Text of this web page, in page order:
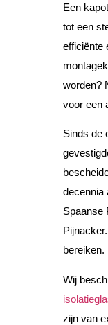
Een
tot een
efficiënte
worden?
voor een
Sinds de
decennia
Spaanse
bereiken.
Wij
zijn van